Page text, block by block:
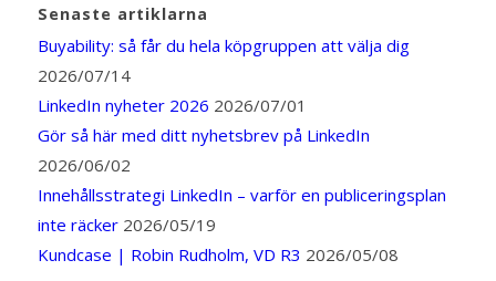
Senaste artiklarna
Buyability: så får du hela köpgruppen att välja dig
2026/07/14
LinkedIn nyheter 2026 2026/07/01
Gör så här med ditt nyhetsbrev på LinkedIn
2026/06/02
Innehållsstrategi LinkedIn – varför en publiceringsplan
inte räcker 2026/05/19
Kundcase | Robin Rudholm, VD R3 2026/05/08